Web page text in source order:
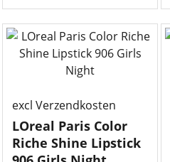
excl Verzendkosten
LOreal Paris Color
Riche Shine Lipstick